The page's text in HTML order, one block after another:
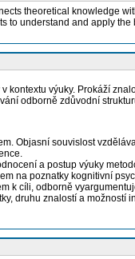
theoretical knowledge
understand and apply
výuky. Prokáží
odborně zdůvodní
Objasní souvislost
a postup výuky
na poznatky kognitivní
k cíli, odborně
druhu znalostí a